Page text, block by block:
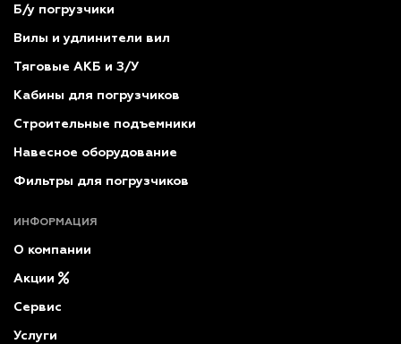
Б/у погрузчики
Вилы и удлинители вил
Тяговые АКБ и З/У
Кабины для погрузчиков
Строительные подъемники
Навесное оборудование
Фильтры для погрузчиков
ИНФОРМАЦИЯ
О компании
Акции
Сервис
Услуги